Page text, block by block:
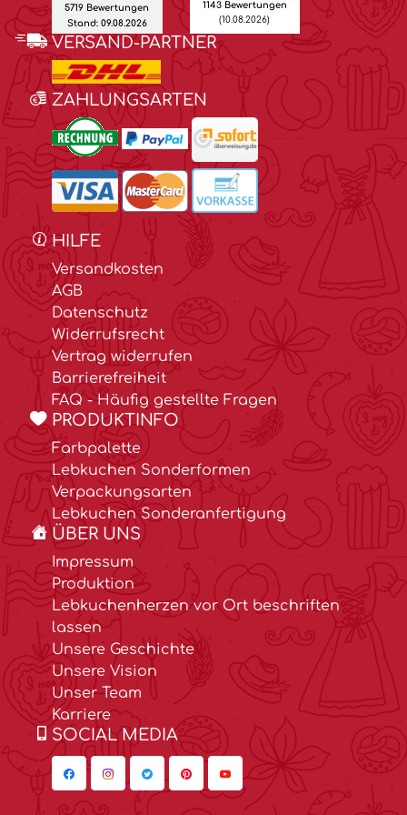
5719 Bewertungen
Stand: 09.08.2026
1143 Bewertungen
(10.08.2026)
VERSAND-PARTNER
ZAHLUNGSARTEN
HILFE
Versandkosten
AGB
Datenschutz
Widerrufsrecht
Vertrag widerrufen
Barrierefreiheit
FAQ - Häufig gestellte Fragen
PRODUKTINFO
Farbpalette
Lebkuchen Sonderformen
Verpackungsarten
Lebkuchen Sonderanfertigung
ÜBER UNS
Impressum
Produktion
Lebkuchenherzen vor Ort beschriften
lassen
Unsere Geschichte
Unsere Vision
Unser Team
Karriere
SOCIAL MEDIA